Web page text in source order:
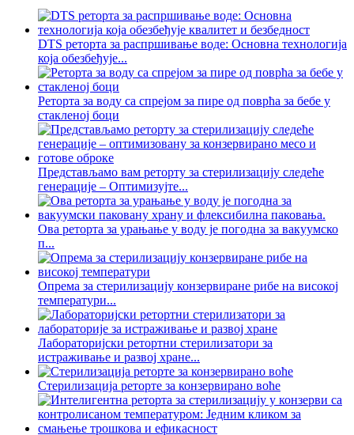
DTS реторта за распршивање воде: Основна технологија
која обезбеђује...
Реторта за воду са спрејом за пире од поврћа за бебе у
стакленој боци
Представљамо вам реторту за стерилизацију следеће
генерације – Оптимизујте...
Ова реторта за урањање у воду је погодна за вакуумско
п...
Опрема за стерилизацију конзервиране рибе на високој
температури...
Лабораторијски ретортни стерилизатори за
истраживање и развој хране...
Стерилизација реторте за конзервирано воће